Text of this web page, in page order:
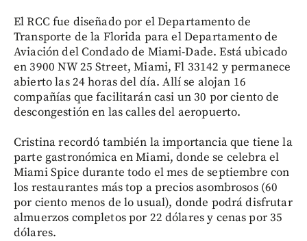
El RCC fue diseñado por el Departamento de
Transporte de la Florida para el Departamento de
Aviación del Condado de Miami-Dade. Está ubicado
en 3900 NW 25 Street, Miami, Fl 33142 y permanece
abierto las 24 horas del día. Allí se alojan 16
compañías que facilitarán casi un 30 por ciento de
descongestión en las calles del aeropuerto.
Cristina recordó también la importancia que tiene la
parte gastronómica en Miami, donde se celebra el
Miami Spice durante todo el mes de septiembre con
los restaurantes más top a precios asombrosos (60
por ciento menos de lo usual), donde podrá disfrutar
almuerzos completos por 22 dólares y cenas por 35
dólares.